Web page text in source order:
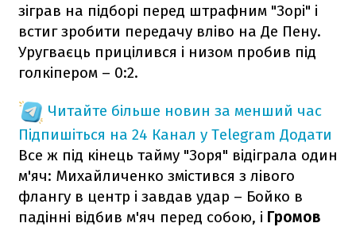
зіграв на підборі перед штрафним "Зорі" і
встиг зробити передачу вліво на Де Пену.
Уругваєць прицілився і низом пробив під
голкіпером – 0:2.
Читайте більше новин за менший час
Підпишіться на 24 Канал у Telegram Додати
Все ж під кінець тайму "Зоря" відіграла один
м'яч: Михайличенко змістився з лівого
флангу в центр і завдав удар – Бойко в
падінні відбив м'яч перед собою, і Громов